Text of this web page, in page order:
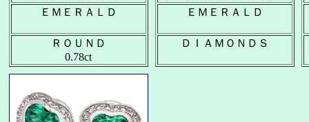
ＥＭＥＲＡＬＤ
ＲＯＵＮＤ
0.78ct
ＥＭＥＲＡＬＤ
ＤＩＡＭＯＮＤＳ